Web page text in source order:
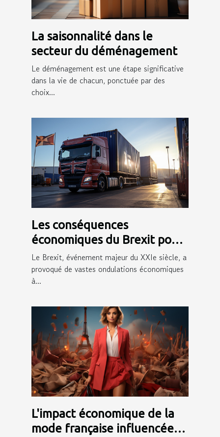
La saisonnalité dans le
secteur du déménagement
Le déménagement est une étape significative
dans la vie de chacun, ponctuée par des
choix...
Les conséquences
économiques du Brexit pour
les régions frontalières
Le Brexit, événement majeur du XXIe siècle, a
provoqué de vastes ondulations économiques
à...
L'impact économique de la
mode française influencée